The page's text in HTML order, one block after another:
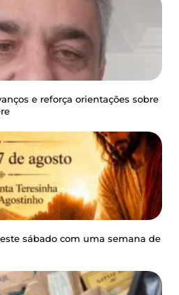
e reforça orientações sobre
sábado com uma semana de